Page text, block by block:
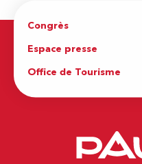
Congrès
Espace presse
Office de Tourisme